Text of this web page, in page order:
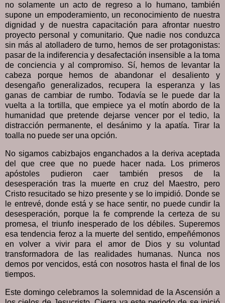
no solamente un acto de regreso a lo humano, también
supone un empoderamiento, un reconocimiento de nuestra
dignidad y de nuestra capacitación para afrontar nuestro
proyecto personal y comunitario. Que nadie nos conduzca
sin más al atolladero de turno, hemos de ser protagonistas:
pasar de la indiferencia y desafectación insensible a la toma
de conciencia y al compromiso. Sí, hemos de levantar la
cabeza porque hemos de abandonar el desaliento y
desengaño generalizados, recupera la esperanza y las
ganas de cambiar de rumbo. Todavía se le puede dar la
vuelta a la tortilla, que empiece ya el motín abordo de la
humanidad que pretende dejarse vencer por el tedio, la
distracción permanente, el desánimo y la apatía. Tirar la
toalla no puede ser una opción.
No sigamos cabizbajos enganchados a la deriva aceptada
del que cree que no puede hacer nada. Los primeros
apóstoles pudieron caer también presos de la
desesperación tras la muerte en cruz del Maestro, pero
Cristo resucitado se hizo presente y se lo impidió. Donde se
le entrevé, donde está y se hace sentir, no puede cundir la
desesperación, porque la fe comprende la certeza de su
promesa, el triunfo inesperado de los débiles. Superemos
esa tendencia feroz a la muerte del sentido, empeñémonos
en volver a vivir para el amor de Dios y su voluntad
transformadora de las realidades humanas. Nunca nos
demos por vencidos, está con nosotros hasta el final de los
tiempos.
Este domingo celebramos la solemnidad de la Ascensión a